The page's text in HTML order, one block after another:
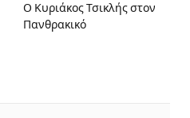
Ο Κυριάκος Τσικλής στον
Πανθρακικό